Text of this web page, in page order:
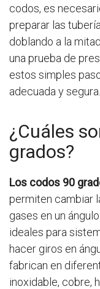
codos, es
preparar las
doblando a la
una prueba de
estos simples
adecuada y segura.
¿Cuáles
grados?
Los codos 90
permiten cambiar
gases en un
ideales para
hacer giros en
fabrican en
inoxidable, cobre,